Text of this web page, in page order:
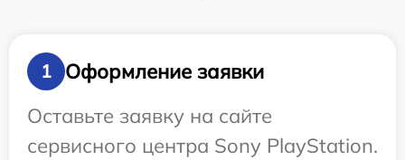
1
Оформление заявки
Оставьте заявку на сайте
сервисного центра Sony PlayStation.